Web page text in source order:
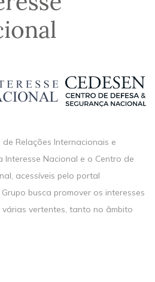
Relações Internacionais e
Interesse Nacional e o Centro de
acessíveis pelo portal
busca promover os interesses
vertentes, tanto no âmbito